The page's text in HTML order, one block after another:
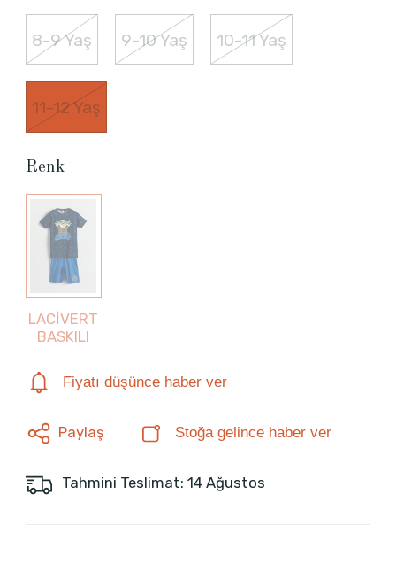
8-9 Yaş 9-10 Yaş 10-11 Yaş
11-12 Yaş
Renk
LACİVERT
BASKILI
Fiyatı düşünce haber ver
Paylaş Stoğa gelince haber ver
Tahmini Teslimat: 14 Ağustos